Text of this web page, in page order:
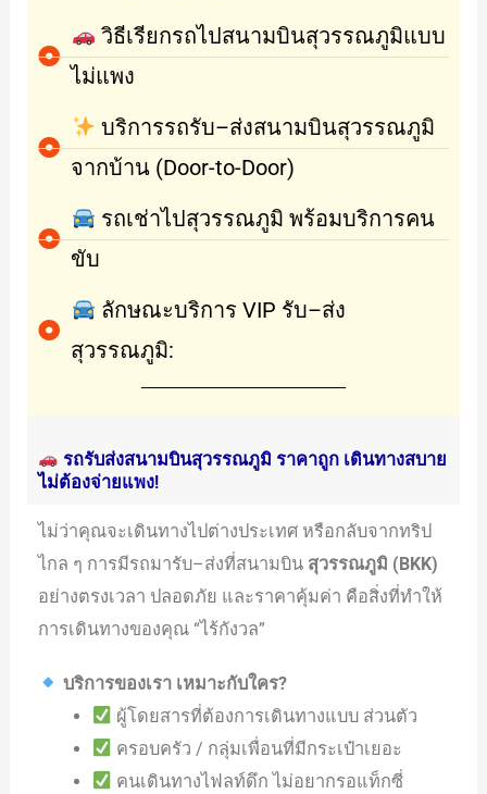
วิธีเรียกรถไปสนามบินสุวรรณภูมิแบบ
ไม่แพง
บริการรถรับ–ส่งสนามบินสุวรรณภูมิ
จากบ้าน (Door-to-Door)
รถเช่าไปสุวรรณภูมิ พร้อมบริการคน
ขับ
ลักษณะบริการ VIP รับ–ส่ง
สุวรรณภูมิ:
รถรับส่งสนามบินสุวรรณภูมิ ราคาถูก เดินทางสบาย
ไม่ต้องจ่ายแพง!
ไม่ว่าคุณจะเดินทางไปต่างประเทศ หรือกลับจากทริป
ไกล ๆ การมีรถมารับ–ส่งที่สนามบิน สุวรรณภูมิ (BKK)
อย่างตรงเวลา ปลอดภัย และราคาคุ้มค่า คือสิ่งที่ทำให้
การเดินทางของคุณ “ไร้กังวล”
บริการของเรา เหมาะกับใคร?
ผู้โดยสารที่ต้องการเดินทางแบบ ส่วนตัว
ครอบครัว / กลุ่มเพื่อนที่มีกระเป๋าเยอะ
คนเดินทางไฟลท์ดึก ไม่อยากรอแท็กซี่